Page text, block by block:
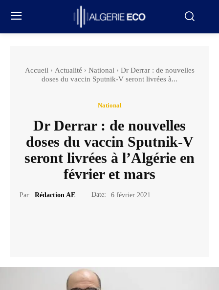
Accueil Actualité National
Dr Derrar : de nouvelles
doses du vaccin Sputnik-V seront livrées à...
National
Dr Derrar : de nouvelles
doses du vaccin Sputnik-V
seront livrées à l’Algérie en
février et mars
Par: Rédaction AE Date: 6 février 2021